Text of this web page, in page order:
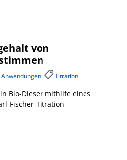
von
Anwendungen Titration
Bio-Dieser mithilfe eines
Fischer-Titration